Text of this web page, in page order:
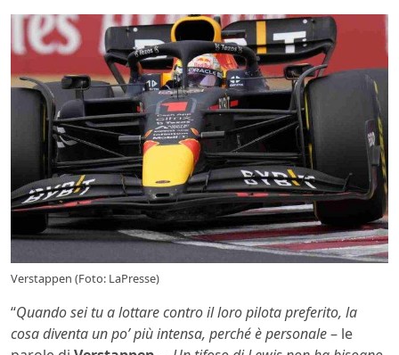
Verstappen (Foto: LaPresse)
“Quando sei tu a lottare contro il loro pilota preferito, la
cosa diventa un po’ più intensa, perché è personale– le